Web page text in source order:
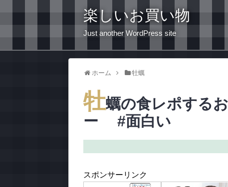
楽しいお買い物
Just another WordPress site
ホーム 牡蠣
牡蠣の食レポする
ー #面白い
スポンサーリンク